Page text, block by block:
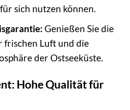
sich nutzen können.
Genießen Sie die
frischen Luft und die
der Ostseeküste.
Hohe Qualität für